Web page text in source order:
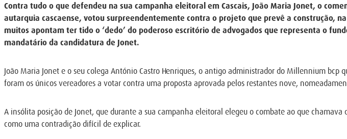
Contra tudo o que defendeu na sua campanha eleitoral em Cascais, João Maria Jonet, o
autarquia cascaense, votou surpreendentemente contra o projeto que prevê a construção,
muitos apontam ter tido o ‘dedo’ do poderoso escritório de advogados que representa o
mandatário da candidatura de Jonet.
João Maria Jonet e o seu colega António Castro Henriques, o antigo administrador do Millennium
foram os únicos vereadores a votar contra uma proposta aprovada pelos restantes nove,
A insólita posição de Jonet, que durante a sua campanha eleitoral elegeu o combate ao que
como uma contradição difícil de explicar.